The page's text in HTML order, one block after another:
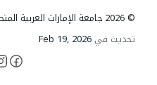
© 2026 جامعة الإمارات العربية المتحدة. جميع الحقوق محفوظة.
تحديث في Feb 19, 2026